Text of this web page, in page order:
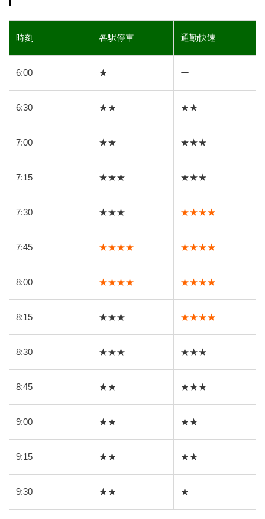
時刻 各駅停車 通勤快速
6:00 ★ ー
6:30 ★★ ★★
7:00 ★★ ★★★
7:15 ★★★ ★★★
7:30 ★★★ ★★★★
7:45 ★★★★ ★★★★
8:00 ★★★★ ★★★★
8:15 ★★★ ★★★★
8:30 ★★★ ★★★
8:45 ★★ ★★★
9:00 ★★ ★★
9:15 ★★ ★★
9:30 ★★ ★